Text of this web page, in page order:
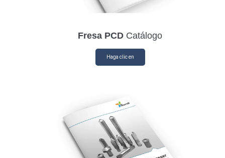
Fresa PCD Catálogo
Haga clic en